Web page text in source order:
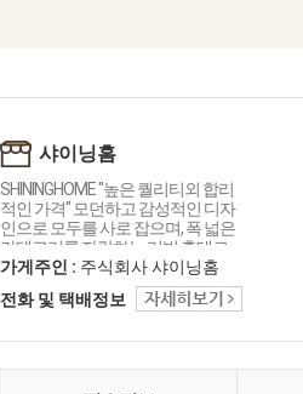
샤이닝홈
SHININGHOME "높은 퀄리티외 합리
적인 가격" 모던하고 감성적인 디자
인으로 모두를 사로 잡으며, 폭 넓은
카테고리를 자랑하는 리빙 홈데코
인테리어 샤이닝홈입니다.
가게주인 : 주식회사 샤이닝홈
전화 및 택배정보